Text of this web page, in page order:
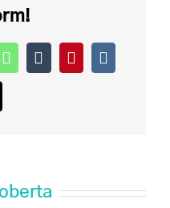
WhatsApp
TumblrPinterest
Vk